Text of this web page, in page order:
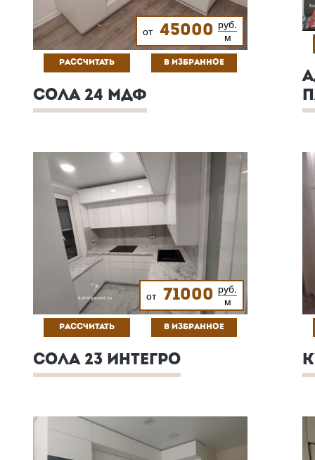
от 45000 руб.
м
РАССЧИТАТЬ В ИЗБРАННОЕ
СОЛА 24 МДФ
от 71000 руб.
м
РАССЧИТАТЬ В ИЗБРАННОЕ
СОЛА 23 ИНТЕГРО